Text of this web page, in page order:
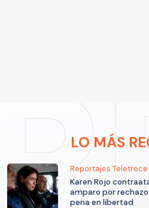
LO MÁS
Reportajes Teletrece
Karen Rojo
amparo por
pena en libertad